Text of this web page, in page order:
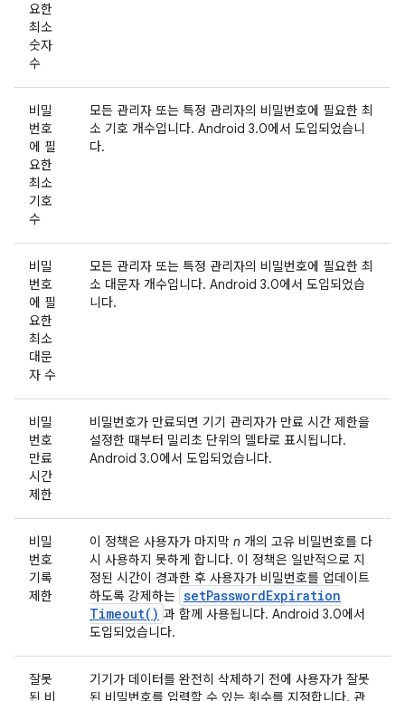
요한
최소
숫자
수
비밀
번호
에 필
요한
최소
기호
수
모든 관리자 또는 특정 관리자의 비밀번호에 필요한 최
소 기호 개수입니다. Android 3.0에서 도입되었습니
다.
비밀
번호
에 필
요한
최소
대문
자 수
모든 관리자 또는 특정 관리자의 비밀번호에 필요한 최
소 대문자 개수입니다. Android 3.0에서 도입되었습
니다.
비밀
번호
만료
시간
제한
비밀번호가 만료되면 기기 관리자가 만료 시간 제한을
설정한 때부터 밀리초 단위의 델타로 표시됩니다.
Android 3.0에서 도입되었습니다.
비밀
번호
기록
제한
이 정책은 사용자가 마지막 n 개의 고유 비밀번호를 다
시 사용하지 못하게 합니다. 이 정책은 일반적으로 지
정된 시간이 경과한 후 사용자가 비밀번호를 업데이트
하도록 강제하는 setPasswordExpiration
Timeout( ) 과 함께 사용됩니다. Android 3.0에서
도입되었습니다.
잘못
된 비
기기가 데이터를 완전히 삭제하기 전에 사용자가 잘못
된 비밀번호를 입력할 수 있는 횟수를 지정합니다. 관